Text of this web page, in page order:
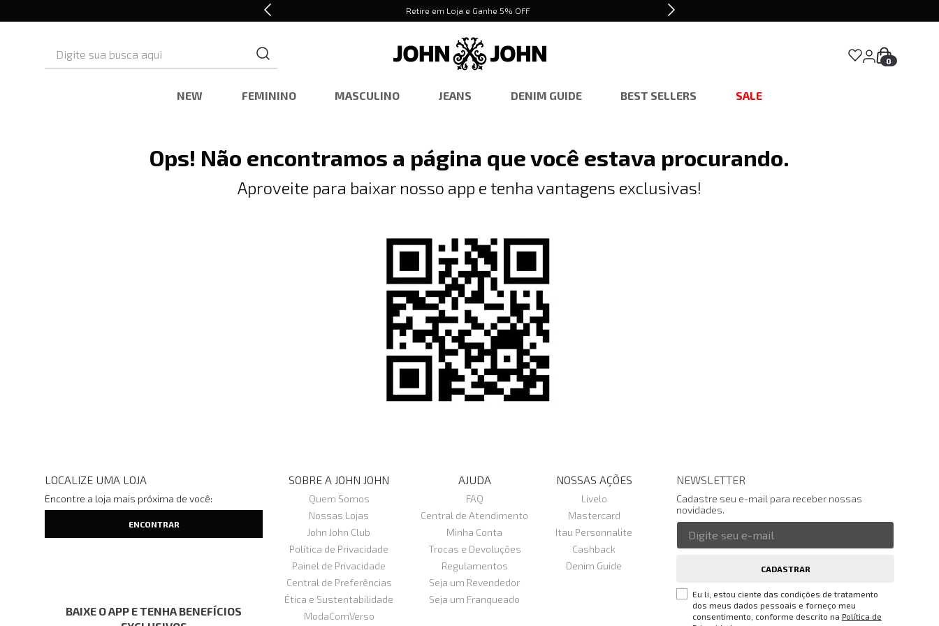
Retire em Loja e Ganhe 5% OFF
0
NEW FEMININO MASCULINO JEANS DENIM GUIDE BEST SELLERS SALE
Ops! Não encontramos a página que você estava procurando.
Aproveite para baixar nosso app e tenha vantagens exclusivas!
LOCALIZE UMA LOJA
Encontre a loja mais próxima de você:
BAIXE O APP E TENHA BENEFÍCIOS
SOBRE A JOHN JOHN
Quem Somos
Nossas Lojas
John John Club
Política de Privacidade
Painel de Privacidade
Central de Preferências
Ética e Sustentabilidade
ModaComVerso
AJUDA
FAQ
Central de Atendimento
Minha Conta
Trocas e Devoluções
Regulamentos
Seja um Revendedor
Seja um Franqueado
NOSSAS AÇÕES
Livelo
Mastercard
Itau Personnalite
Cashback
Denim Guide
NEWSLETTER
Cadastre seu e-mail para receber nossas
novidades.
CADASTRAR
Eu li, estou ciente das condições de tratamento
dos meus dados pessoais e forneço meu
consentimento, conforme descrito na Política de